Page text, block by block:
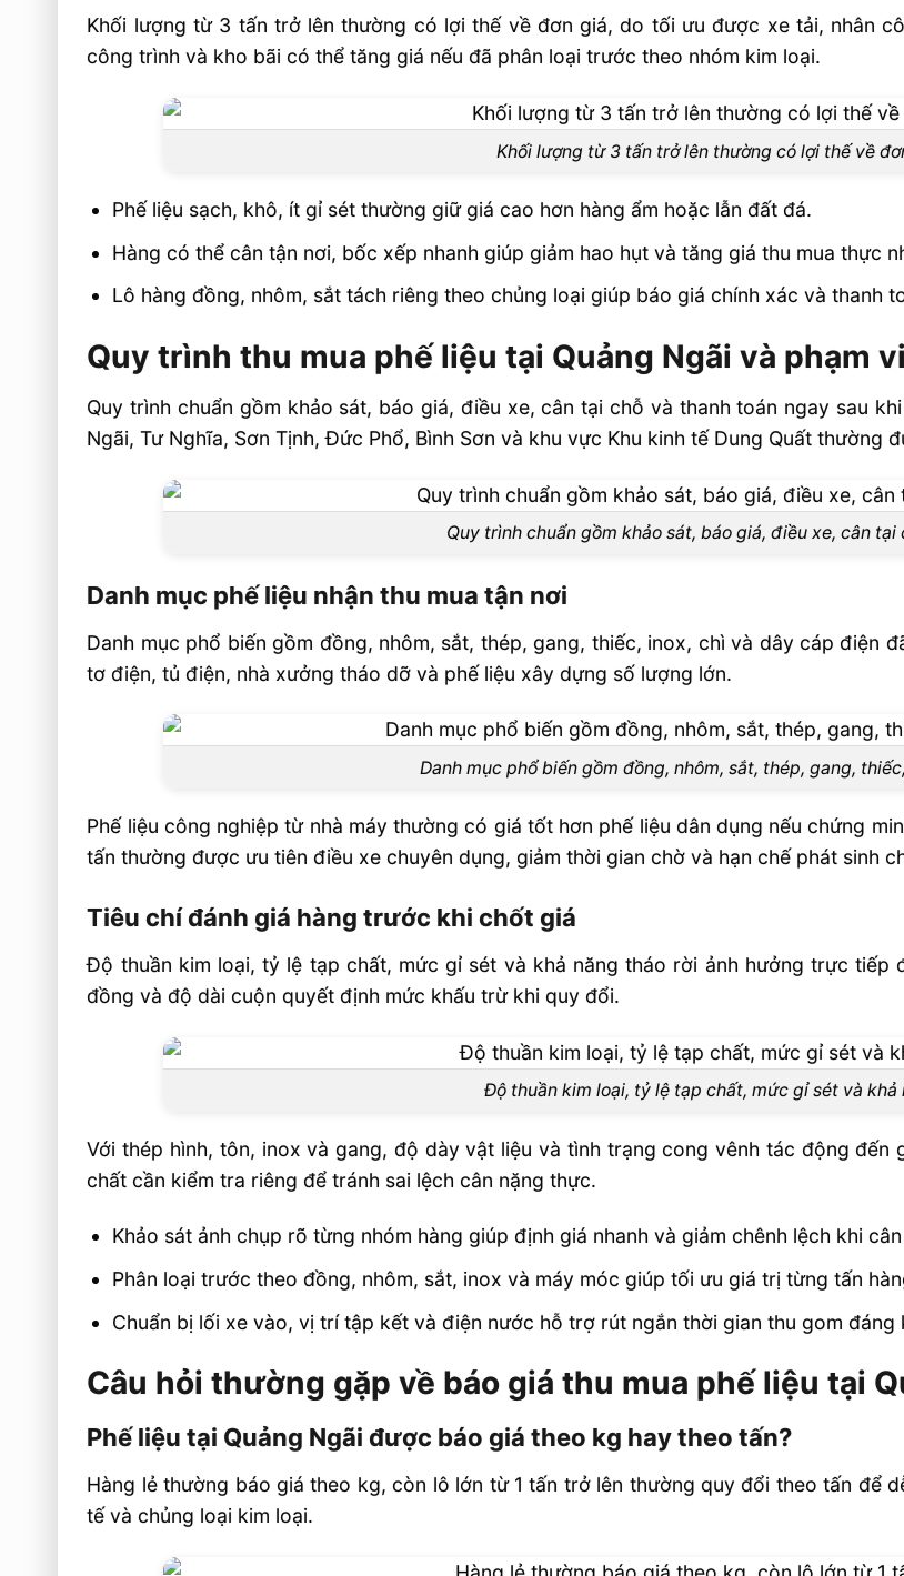
Khối lượng từ 3 tấn trở lên thường có lợi thế về đơn giá, do tối ưu được xe tải, nhân
công trình và kho bãi có thể tăng giá nếu đã phân loại trước theo nhóm kim loại.
Khối lượng từ 3 tấn trở lên thường có lợi thế về
Phế liệu sạch, khô, ít gỉ sét thường giữ giá cao hơn hàng ẩm hoặc lẫn đất đá.
Hàng có thể cân tận nơi, bốc xếp nhanh giúp giảm hao hụt và tăng giá thu mua thực
Lô hàng đồng, nhôm, sắt tách riêng theo chủng loại giúp báo giá chính xác và thanh
Quy trình thu mua phế liệu tại Quảng Ngãi và phạm
Quy trình chuẩn gồm khảo sát, báo giá, điều xe, cân tại chỗ và thanh toán ngay sau
Ngãi, Tư Nghĩa, Sơn Tịnh, Đức Phổ, Bình Sơn và khu vực Khu kinh tế Dung Quất thường
Quy trình chuẩn gồm khảo sát, báo giá, điều xe, cân tại
Danh mục phế liệu nhận thu mua tận nơi
Danh mục phổ biến gồm đồng, nhôm, sắt, thép, gang, thiếc, inox, chì và dây cáp điện
tơ điện, tủ điện, nhà xưởng tháo dỡ và phế liệu xây dựng số lượng lớn.
Danh mục phổ biến gồm đồng, nhôm, sắt, thép, gang,
Phế liệu công nghiệp từ nhà máy thường có giá tốt hơn phế liệu dân dụng nếu chứng
tấn thường được ưu tiên điều xe chuyên dụng, giảm thời gian chờ và hạn chế phát sinh
Tiêu chí đánh giá hàng trước khi chốt giá
Độ thuần kim loại, tỷ lệ tạp chất, mức gỉ sét và khả năng tháo rời ảnh hưởng trực
đồng và độ dài cuộn quyết định mức khấu trừ khi quy đổi.
Độ thuần kim loại, tỷ lệ tạp chất, mức gỉ sét và khả
Với thép hình, tôn, inox và gang, độ dày vật liệu và tình trạng cong vênh tác động
chất cần kiểm tra riêng để tránh sai lệch cân nặng thực.
Khảo sát ảnh chụp rõ từng nhóm hàng giúp định giá nhanh và giảm chênh lệch khi
Phân loại trước theo đồng, nhôm, sắt, inox và máy móc giúp tối ưu giá trị từng tấn
Chuẩn bị lối xe vào, vị trí tập kết và điện nước hỗ trợ rút ngắn thời gian thu gom đáng
Câu hỏi thường gặp về báo giá thu mua phế liệu tại
Phế liệu tại Quảng Ngãi được báo giá theo kg hay theo tấn?
Hàng lẻ thường báo giá theo kg, còn lô lớn từ 1 tấn trở lên thường quy đổi theo tấn để
tế và chủng loại kim loại.